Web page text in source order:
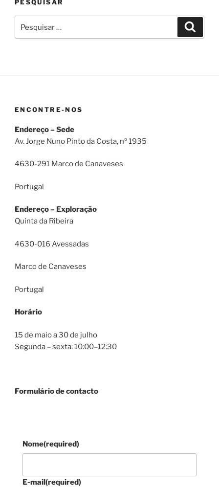
PESQUISAR
por:
ENCONTRE-NOS
Endereço – Sede
Av. Jorge Nuno Pinto da Costa, nº 1935
4630-291 Marco de Canaveses
Portugal
Endereço – Exploração
Quinta da Ribeira
4630-016 Avessadas
Marco de Canaveses
Portugal
Horário
15 de maio a 30 de julho
Segunda – sexta: 10:00–12:30
Formulário de contacto
Nome(required)
E-mail(required)